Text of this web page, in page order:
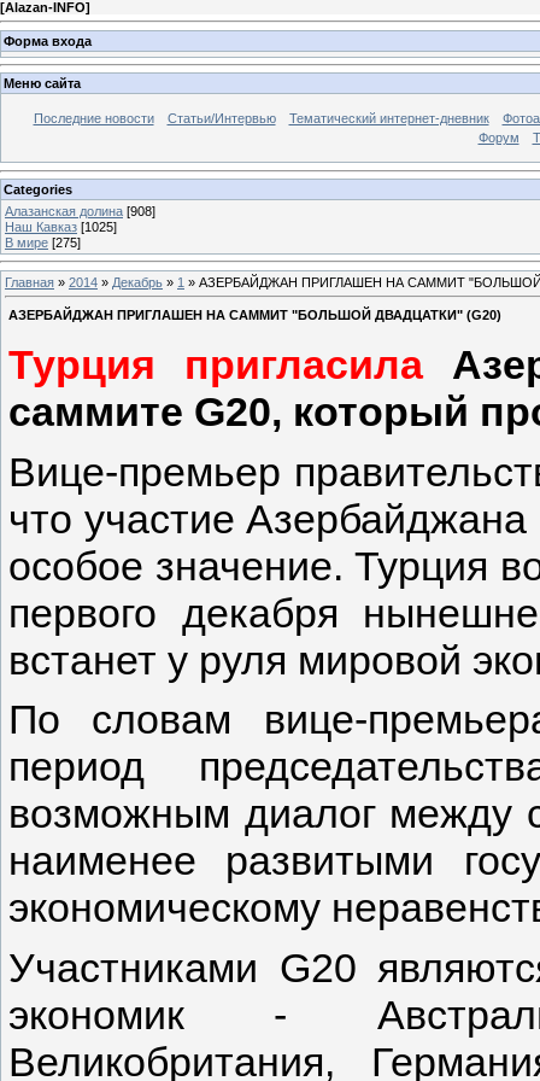
[Alazan-INFO]
Форма входа
Меню сайта
Последние новости Статьи/Интервью Тематический интернет-дневник
Форум
Categories
Алазанская долина [908]
Наш Кавказ [1025]
В мире [275]
Главная » 2014 » Декабрь » 1 » АЗЕРБАЙДЖАН ПРИГЛАШЕН НА САММИТ "БОЛЬШОЙ
АЗЕРБАЙДЖАН ПРИГЛАШЕН НА САММИТ "БОЛЬШОЙ ДВАДЦАТКИ" (G20)
Турция пригласила
саммите G20, который
Вице-премьер
что участие
особое значение. Турция
первого декабря
встанет у руля мировой
По словам вице-
период
возможным диалог между
наименее развитыми
экономическому
Участниками G20
экономик -
Великобритания,